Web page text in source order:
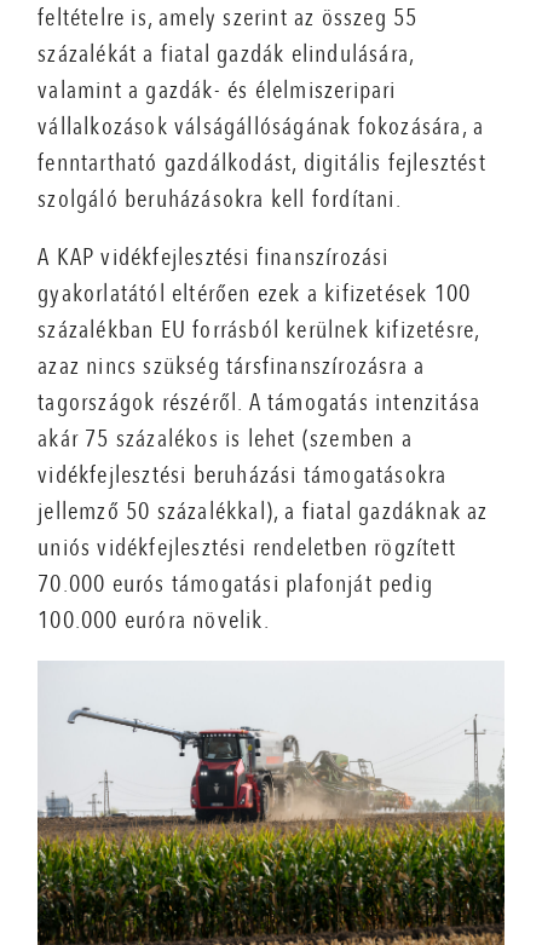
feltételre is, amely szerint az összeg 55
százalékát a fiatal gazdák elindulására,
valamint a gazdák- és élelmiszeripari
vállalkozások válságállóságának fokozására, a
fenntartható gazdálkodást, digitális fejlesztést
szolgáló beruházásokra kell fordítani.
A KAP vidékfejlesztési finanszírozási
gyakorlatától eltérően ezek a kifizetések 100
százalékban EU forrásból kerülnek kifizetésre,
azaz nincs szükség társfinanszírozásra a
tagországok részéről. A támogatás intenzitása
akár 75 százalékos is lehet (szemben a
vidékfejlesztési beruházási támogatásokra
jellemző 50 százalékkal), a fiatal gazdáknak az
uniós vidékfejlesztési rendeletben rögzített
70.000 eurós támogatási plafonját pedig
100.000 euróra növelik.